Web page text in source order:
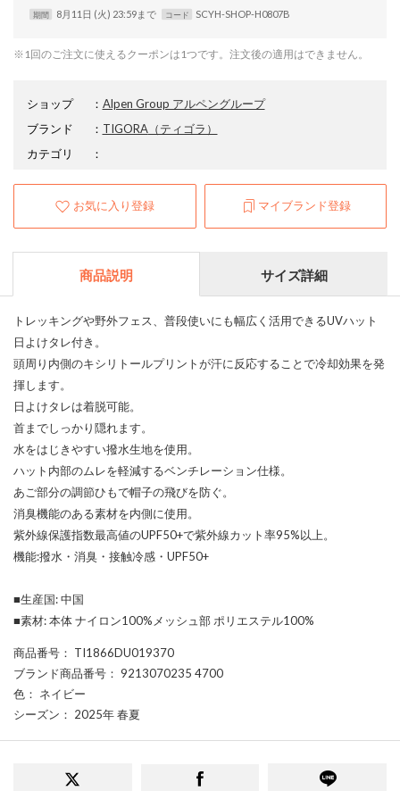
期間 8月11日 (火) 23:59まで コード SCYH-SHOP-H0807B
※1回のご注文に使えるクーポンは1つです。注文後の適用はできません。
ショップ ： Alpen Group アルペングループ
ブランド
： TIGORA（ティゴラ）
カテゴリ
：
お気に入り登録 マイブランド登録
商品説明 サイズ詳細
トレッキングや野外フェス、普段使いにも幅広く活用できるUVハット
日よけタレ付き。
頭周り内側のキシリトールプリントが汗に反応することで冷却効果を発
揮します。
日よけタレは着脱可能。
首までしっかり隠れます。
水をはじきやすい撥水生地を使用。
ハット内部のムレを軽減するベンチレーション仕様。
あご部分の調節ひもで帽子の飛びを防ぐ。
消臭機能のある素材を内側に使用。
紫外線保護指数最高値のUPF50+で紫外線カット率95%以上。
機能:撥水・消臭・接触冷感・UPF50+
■生産国: 中国
■素材: 本体 ナイロン100%メッシュ部 ポリエステル100%
商品番号 ： TI1866DU019370
ブランド商品番号 ： 9213070235 4700
色 ： ネイビー
シーズン ： 2025年 春夏